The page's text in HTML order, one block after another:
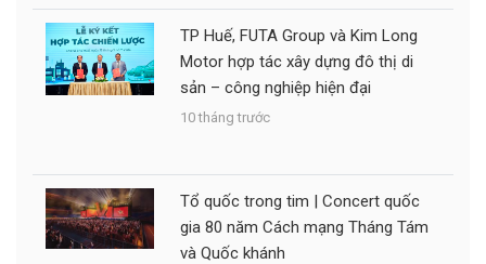
TP Huế, FUTA Group và Kim Long
Motor hợp tác xây dựng đô thị di
sản – công nghiệp hiện đại
10 tháng trước
Tổ quốc trong tim | Concert quốc
gia 80 năm Cách mạng Tháng Tám
và Quốc khánh